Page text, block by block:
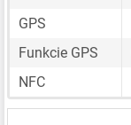
GPS
Funkcie GPS
NFC